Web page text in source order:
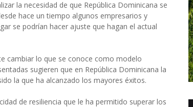
la necesidad de que República Dominicana se
hace un tiempo algunos empresarios y
se podrían hacer ajuste que hagan el actual
cambiar lo que se conoce como modelo
sugieren que en República Dominicana la
la que ha alcanzado los mayores éxitos.
de resiliencia que le ha permitido superar los